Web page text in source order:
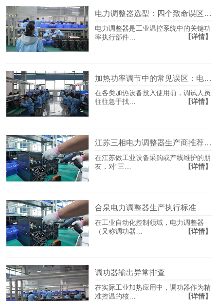
电力调整器选型：四个致命误区，多数人栽在第二个
电力调整器是工业温控系统中的关键功
率执行部件…
【详情】
在各类加热设备投入使用前，调试人员
往往急于找…
【详情】
江苏三相电力调整器生产商推荐：选型不踩坑，先看懂这几点
在江苏做工业设备采购或产线维护的朋
友，对“三…
【详情】
合泉电力调整器生产执行标准
在工业自动化控制领域，电力调整器
（又称调功器…
【详情】
调功器输出异常排查
在实际工业加热应用中，调功器作为精
准控温的核…
【详情】